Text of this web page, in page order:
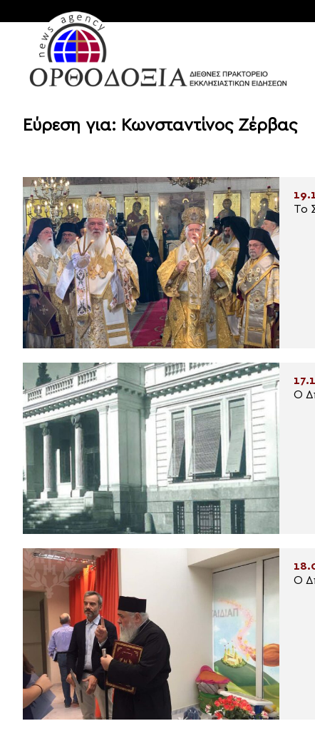
Εύρεση για: Κωνσταντίνος Ζέρβας
Το
Ο
Ο